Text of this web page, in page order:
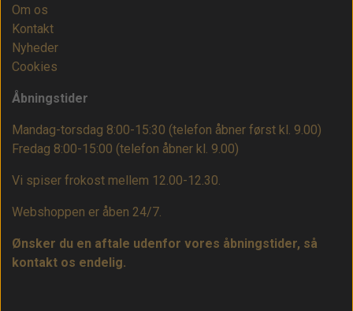
Om os
Kontakt
Nyheder
Cookies
Åbningstider
Mandag-torsdag 8:00-15:30 (telefon åbner først kl. 9.00)
Fredag 8:00-15:00 (telefon åbner kl. 9.00)
Vi spiser frokost mellem 12.00-12.30.
Webshoppen er åben 24/7.
Ønsker du en aftale udenfor vores åbningstider, så
kontakt os endelig.